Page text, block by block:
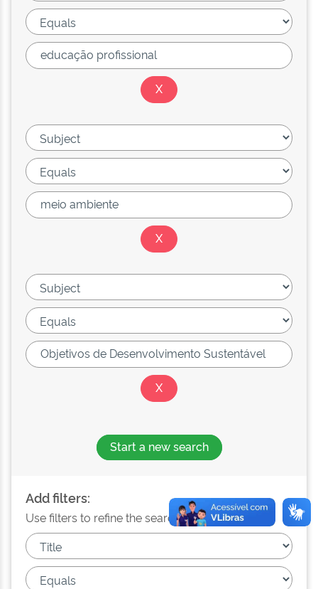
Start a new search
Add filters:
Use filters to refine the search results.